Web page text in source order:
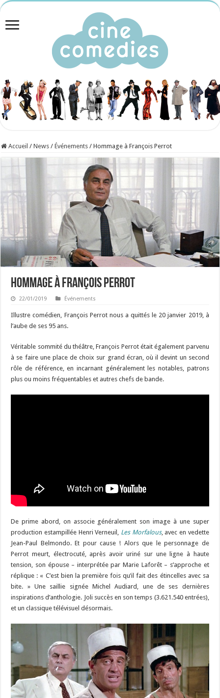
Accueil / News / Événements / Hommage à François Perrot
Hommage à François Perrot
22/01/2019 Événements
Illustre comédien, François Perrot nous a quittés le 20 janvier 2019, à
l’aube de ses 95 ans.
Véritable sommité du théâtre, François Perrot était également parvenu
à se faire une place de choix sur grand écran, où il devint un second
rôle de référence, en incarnant généralement les notables, patrons
plus ou moins fréquentables et autres chefs de bande.
De prime abord, on associe généralement son image à une super
production estampillée Henri Verneuil, Les Morfalous, avec en vedette
Jean-Paul Belmondo. Et pour cause ! Alors que le personnage de
Perrot meurt, électrocuté, après avoir uriné sur une ligne à haute
tension, son épouse – interprétée par Marie Laforêt – s’approche et
réplique : « C’est bien la première fois qu’il fait des étincelles avec sa
bite. » Une saillie signée Michel Audiard, une de ses dernières
inspirations d’anthologie. Joli succès en son temps (3.621.540 entrées),
et un classique télévisuel désormais.